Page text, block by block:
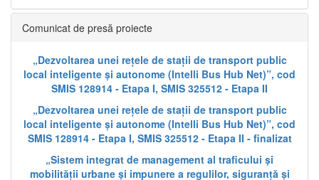
Comunicat de presă proiecte
„Dezvoltarea unei rețele de stații de transport public
local inteligente și autonome (Intelli Bus Hub Net)”, cod
SMIS 128914 - Etapa I, SMIS 325512 - Etapa II
„Dezvoltarea unei rețele de stații de transport public
local inteligente și autonome (Intelli Bus Hub Net)”, cod
SMIS 128914 - Etapa I, SMIS 325512 - Etapa II - finalizat
„Sistem integrat de management al traficului și
mobilității urbane și impunere a regulilor, siguranță și